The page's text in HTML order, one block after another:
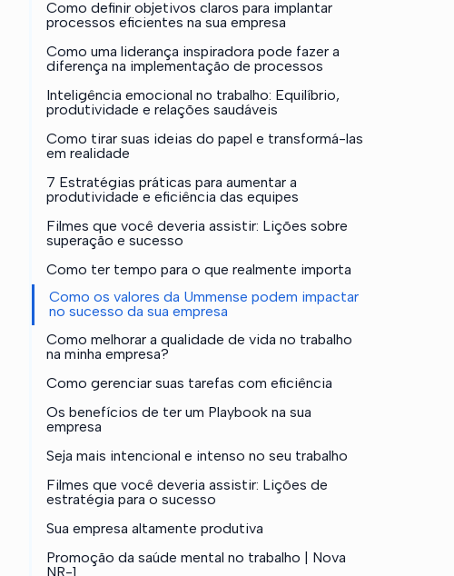
Como definir objetivos claros para implantar
processos eficientes na sua empresa
Como uma liderança inspiradora pode fazer a
diferença na implementação de processos
Inteligência emocional no trabalho: Equilíbrio,
produtividade e relações saudáveis
Como tirar suas ideias do papel e transformá-las
em realidade
7 Estratégias práticas para aumentar a
produtividade e eficiência das equipes
Filmes que você deveria assistir: Lições sobre
superação e sucesso
Como ter tempo para o que realmente importa
Como os valores da Ummense podem impactar
no sucesso da sua empresa
Como melhorar a qualidade de vida no trabalho
na minha empresa?
Como gerenciar suas tarefas com eficiência
Os benefícios de ter um Playbook na sua
empresa
Seja mais intencional e intenso no seu trabalho
Filmes que você deveria assistir: Lições de
estratégia para o sucesso
Sua empresa altamente produtiva
Promoção da saúde mental no trabalho | Nova
NR-1